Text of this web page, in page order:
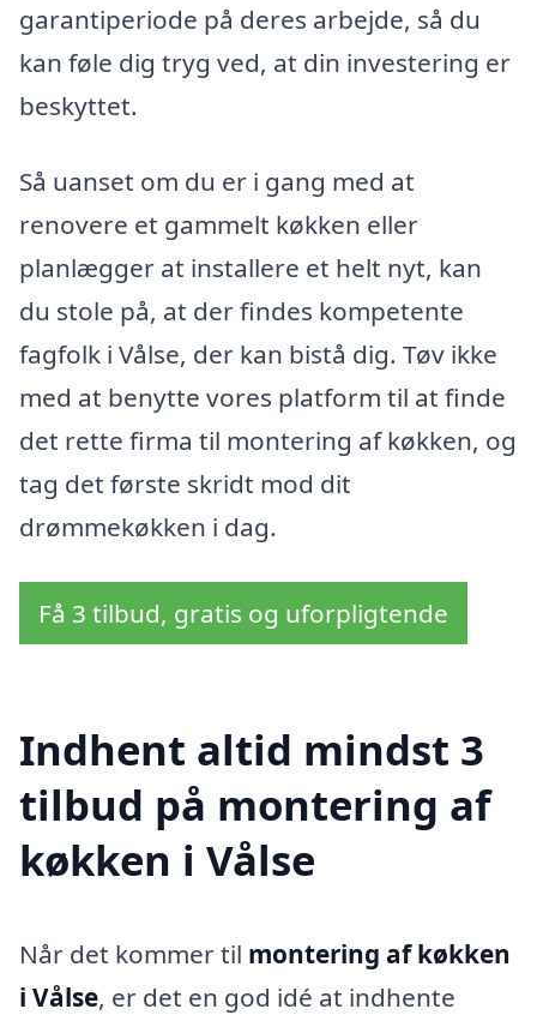
garantiperiode på deres arbejde, så du
kan føle dig tryg ved, at din investering er
beskyttet.
Så uanset om du er i gang med at
renovere et gammelt køkken eller
planlægger at installere et helt nyt, kan
du stole på, at der findes kompetente
fagfolk i Vålse, der kan bistå dig. Tøv ikke
med at benytte vores platform til at finde
det rette firma til montering af køkken, og
tag det første skridt mod dit
drømmekøkken i dag.
Få 3 tilbud, gratis og uforpligtende
Indhent altid mindst 3
tilbud på montering af
køkken i Vålse
Når det kommer til montering af køkken
i Vålse, er det en god idé at indhente